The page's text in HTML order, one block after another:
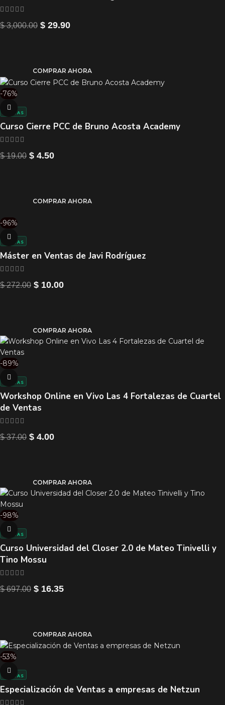
$3,000.00 $ 29.90
COMPRAR AHORA
-76%
Curso Cierre PCC de Bruno Acosta Academy
VENTAS
$19.00 $ 4.50
COMPRAR AHORA
-96%
Máster en Ventas de Javi Rodríguez
VENTAS
$272.00 $ 10.00
COMPRAR AHORA
-89%
Workshop Online en Vivo Las 4 Fortalezas de Cuartel
de Ventas
VENTAS
$37.00 $ 4.00
COMPRAR AHORA
-98%
Curso Universidad del Closer 2.0 de Mateo Tinivelli y
Tino Mossu
VENTAS
$697.00 $ 16.35
COMPRAR AHORA
-53%
Especialización de Ventas a empresas de Netzun
VENTAS